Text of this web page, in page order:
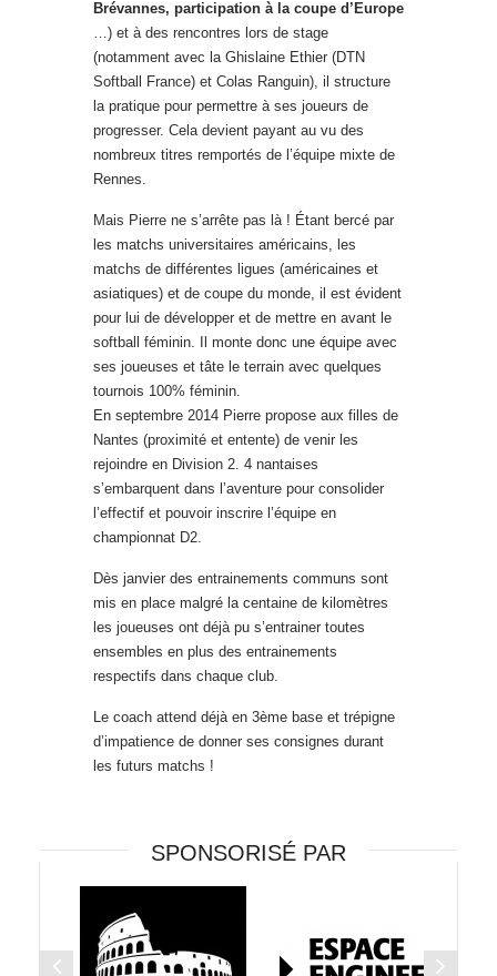
Brévannes, participation à la coupe d’Europe
…) et à des rencontres lors de stage
(notamment avec la Ghislaine Ethier (DTN
Softball France) et Colas Ranguin), il structure
la pratique pour permettre à ses joueurs de
progresser. Cela devient payant au vu des
nombreux titres remportés de l’équipe mixte de
Rennes.
Mais Pierre ne s’arrête pas là ! Étant bercé par
les matchs universitaires américains, les
matchs de différentes ligues (américaines et
asiatiques) et de coupe du monde, il est évident
pour lui de développer et de mettre en avant le
softball féminin. Il monte donc une équipe avec
ses joueuses et tâte le terrain avec quelques
tournois 100% féminin.
En septembre 2014 Pierre propose aux filles de
Nantes (proximité et entente) de venir les
rejoindre en Division 2. 4 nantaises
s’embarquent dans l’aventure pour consolider
l’effectif et pouvoir inscrire l’équipe en
championnat D2.
Dès janvier des entrainements communs sont
mis en place malgré la centaine de kilomètres
les joueuses ont déjà pu s’entrainer toutes
ensembles en plus des entrainements
respectifs dans chaque club.
Le coach attend déjà en 3ème base et trépigne
d’impatience de donner ses consignes durant
les futurs matchs !
SPONSORISÉ PAR